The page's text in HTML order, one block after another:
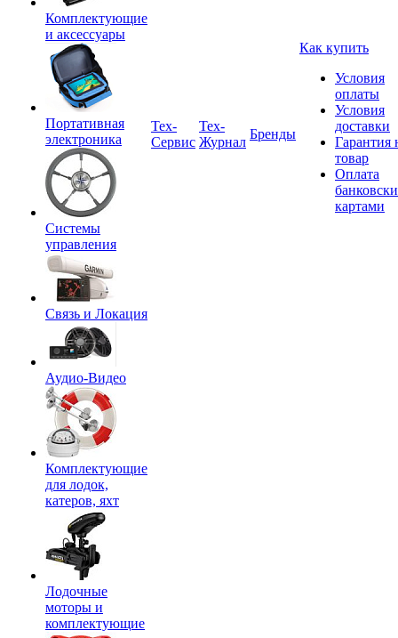
Комплектующие
и аксессуары
Портативная
электроника
Системы
управления
Связь и Локация
Аудио-Видео
Комплектующие
для лодок,
катеров, яхт
Лодочные
моторы и
комплектующие
Tex-
Сервис
Тех-
Журнал
Бренды
Как купить
Условия
оплаты
Условия
доставки
Гарантия
товар
Оплата
картами